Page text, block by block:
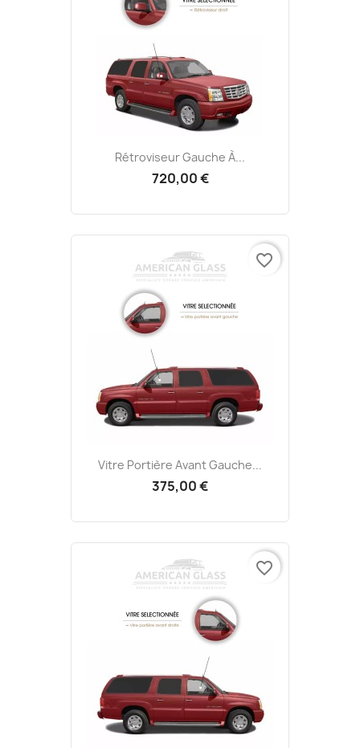
Rétroviseur Gauche À...
720,00 €
Vitre Portière Avant Gauche...
375,00 €
favorite_border
favorite_border